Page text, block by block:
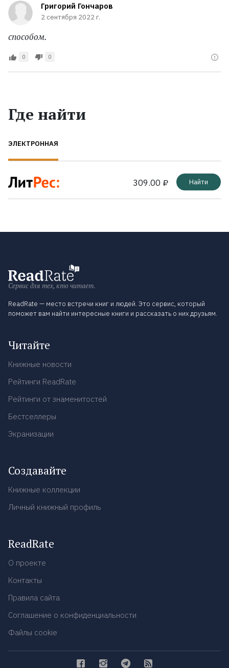
Григорий Гончаров
2 сентября 2022 г.
способом.
0 0
Где найти
ЭЛЕКТРОННАЯ
309.00 ₽ Найти
Сервис для тех, кто читает.
ReadRate — место встречи книг и людей. Это сервис, который
поможет вам найти интересные книги и рассказать о них друзьям.
Читайте
Книжные новости
Рейтинги ReadRate
Рейтинги от знаменитостей
Бестселлеры
Экранизации
Создавайте
Книжные коллекции
Личный книжный профиль
ReadRate
О проекте
Контакты
Правила сайта
Соглашение о конфиденциальности
Файлы cookie